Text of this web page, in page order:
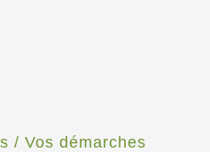
/ Vos démarches